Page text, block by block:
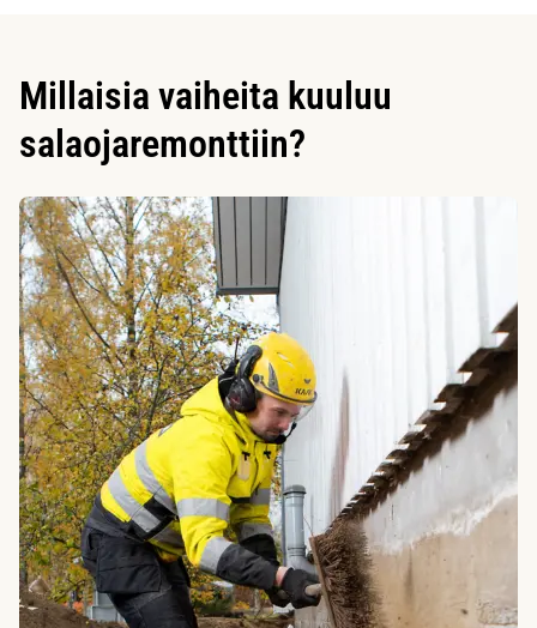
Millaisia vaiheita kuuluu
salaojaremonttiin?